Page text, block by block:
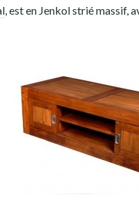
, est en Jenkol strié massif,